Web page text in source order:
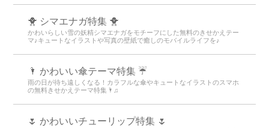
🐥 シマエナガ特集 🐥
かわいらしい雪の妖精シマエナガをモチーフにした無料のきせかえテー
マ♪キュートなイラストや写真の壁紙で癒しのモバイルライフを♪
🌂 かわいい傘テーマ特集 ☔
雨の日が待ち遠しくなる！カラフルな傘やキュートなイラストのスマホ
の無料きせかえテーマ特集🌂♫
🌷 かわいいチューリップ特集 🌷